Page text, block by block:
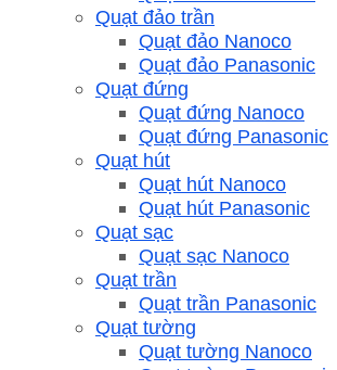
Quạt đảo trần
Quạt đảo Nanoco
Quạt đảo Panasonic
Quạt đứng
Quạt đứng Nanoco
Quạt đứng Panasonic
Quạt hút
Quạt hút Nanoco
Quạt hút Panasonic
Quạt sạc
Quạt sạc Nanoco
Quạt trần
Quạt trần Panasonic
Quạt tường
Quạt tường Nanoco